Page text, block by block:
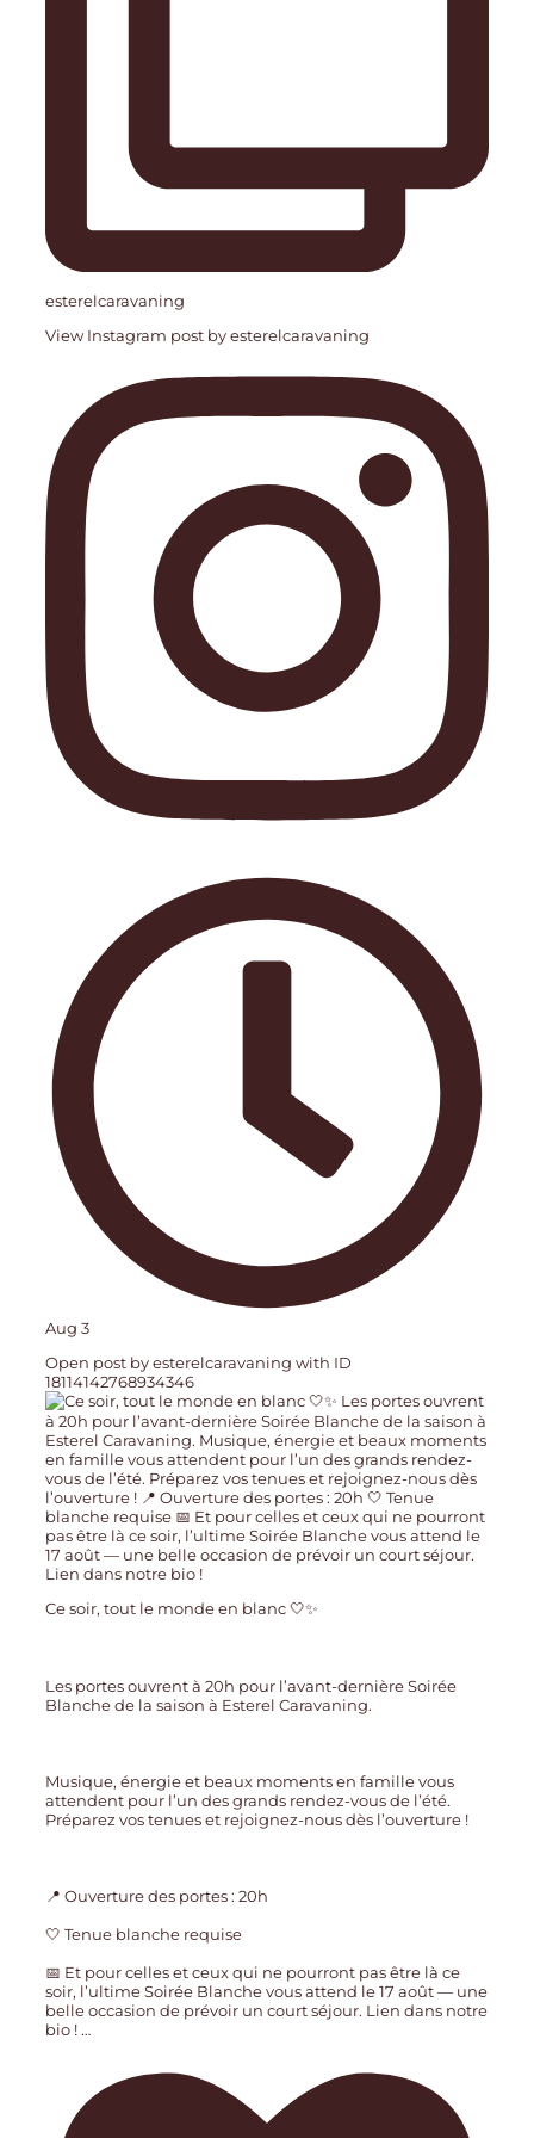
esterelcaravaning
View Instagram post by esterelcaravaning
Aug 3
Open post by esterelcaravaning with ID
18114142768934346
Ce soir, tout le monde en blanc 🤍✨
Les portes ouvrent à 20h pour l’avant-dernière Soirée
Blanche de la saison à Esterel Caravaning.
Musique, énergie et beaux moments en famille vous
attendent pour l’un des grands rendez-vous de l’été.
Préparez vos tenues et rejoignez-nous dès l’ouverture !
📍 Ouverture des portes : 20h
🤍 Tenue blanche requise
📅 Et pour celles et ceux qui ne pourront pas être là ce
soir, l’ultime Soirée Blanche vous attend le 17 août — une
belle occasion de prévoir un court séjour. Lien dans notre
bio ! …